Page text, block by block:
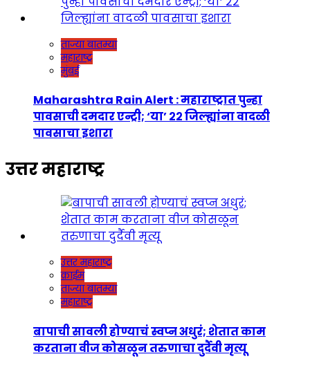
ताज्या बातम्या
महाराष्ट्र
मुंबई
Maharashtra Rain Alert : महाराष्ट्रात पुन्हा
पावसाची दमदार एन्ट्री; ‘या’ २२ जिल्ह्यांना वादळी
पावसाचा इशारा
उत्तर महाराष्ट्र
उत्तर महाराष्ट्र
क्राईम
ताज्या बातम्या
महाराष्ट्र
बापाची सावली होण्याचं स्वप्न अधुरं; शेतात काम
करताना वीज कोसळून तरुणाचा दुर्दैवी मृत्यू